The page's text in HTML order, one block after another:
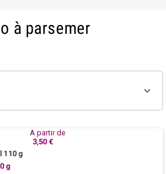
à parsemer

110 g
g
A partir de
3,50 €